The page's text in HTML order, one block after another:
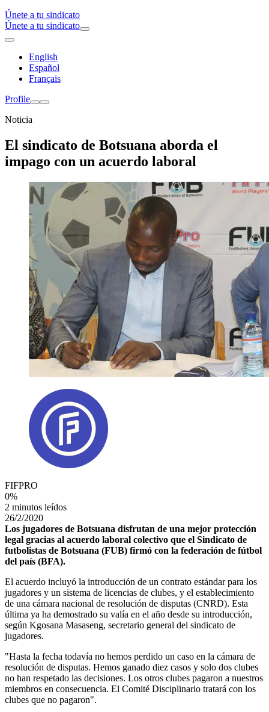
Únete a tu sindicato
Únete a tu sindicato
English
Español
Français
Profile
Noticia
El sindicato de Botsuana aborda el
impago con un acuerdo laboral
FIFPRO
0%
2 minutos leídos
26/2/2020
Los jugadores de Botsuana disfrutan de una mejor protección
legal gracias al acuerdo laboral colectivo que el Sindicato de
futbolistas de Botsuana (FUB) firmó con la federación de fútbol
del país (BFA).
El acuerdo incluyó la introducción de un contrato estándar para los
jugadores y un sistema de licencias de clubes, y el establecimiento
de una cámara nacional de resolución de disputas (CNRD). Esta
última ya ha demostrado su valía en el año desde su introducción,
según Kgosana Masaseng, secretario general del sindicato de
jugadores.
"Hasta la fecha todavía no hemos perdido un caso en la cámara de
resolución de disputas. Hemos ganado diez casos y solo dos clubes
no han respetado las decisiones. Los otros clubes pagaron a nuestros
miembros en consecuencia. El Comité Disciplinario tratará con los
clubes que no pagaron".